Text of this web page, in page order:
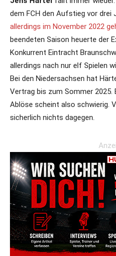
dem FCH den Aufstieg vor drei
allerdings im November 2022
beendeten Saison heuerte der
Konkurrent Eintracht
allerdings nach nur elf Spielen
Bei den Niedersachsen hat
Vertrag bis zum Sommer 2025.
Ablöse scheint also schwierig.
sicherlich nichts dagegen.